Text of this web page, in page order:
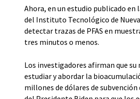
Ahora, en un estudio publicado en
del Instituto Tecnológico de
detectar trazas de PFAS en
tres minutos o menos.
Los investigadores afirman que
estudiar y abordar la
millones de dólares de